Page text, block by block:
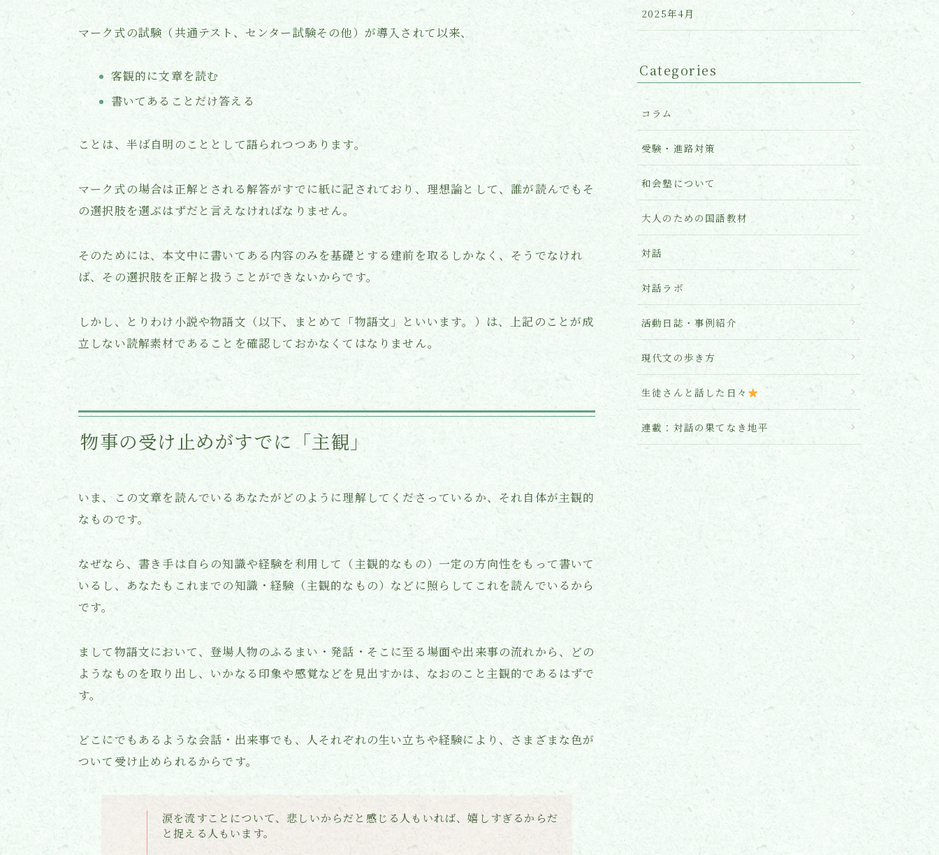
マーク式の試験（共通テスト、センター試験その他）が導入されて以来、
客観的に文章を読む
書いてあることだけ答える
ことは、半ば自明のこととして語られつつあります。
マーク式の場合は正解とされる解答がすでに紙に記されており、理想論として、誰が読んでもそ
の選択肢を選ぶはずだと言えなければなりません。
そのためには、本文中に書いてある内容のみを基礎とする建前を取るしかなく、そうでなけれ
ば、その選択肢を正解と扱うことができないからです。
しかし、とりわけ小説や物語文（以下、まとめて「物語文」といいます。）は、上記のことが成
立しない読解素材であることを確認しておかなくてはなりません。
物事の受け止めがすでに「主観」
いま、この文章を読んでいるあなたがどのように理解してくださっているか、それ自体が主観的
なものです。
なぜなら、書き手は自らの知識や経験を利用して（主観的なもの）一定の方向性をもって書いて
いるし、あなたもこれまでの知識・経験（主観的なもの）などに照らしてこれを読んでいるから
です。
まして物語文において、登場人物のふるまい・発話・そこに至る場面や出来事の流れから、どの
ようなものを取り出し、いかなる印象や感覚などを見出すかは、なおのこと主観的であるはずで
す。
どこにでもあるような会話・出来事でも、人それぞれの生い立ちや経験により、さまざまな色が
ついて受け止められるからです。
涙を流すことについて、悲しいからだと感じる人もいれば、嬉しすぎるからだ
と捉える人もいます。
2025年4月
Categories
コラム
受験・進路対策
和会塾について
大人のための国語教材
対話
対話ラボ
活動日誌・事例紹介
現代文の歩き方
生徒さんと話した日々
連載：対話の果てなき地平